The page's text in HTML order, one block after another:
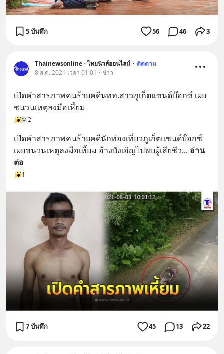
5 บันทึก 56 46 3
Thainewsonline - ไทยนิวส์ออนไลน์ • ติดตาม
8 ส.ค. 2021 เวลา 01:01 • ข่าว
เปิดคำสารภาพคนร้ายคดีนทท.สาวภูเก็ตแซนด์บ๊อกซ์ เผย
ชนวนเหตุลงมือเหี้ยม
2
เปิดคำสารภาพคนร้ายคดีนักท่องเที่ยวภูเก็ตแซนด์บ๊อกซ์
เผยชนวนเหตุลงมือเหี้ยม อ้างบังเอิญไปพบผู้เสียชีว... อ่าน
ต่อ
1
7 บันทึก 45 13 22